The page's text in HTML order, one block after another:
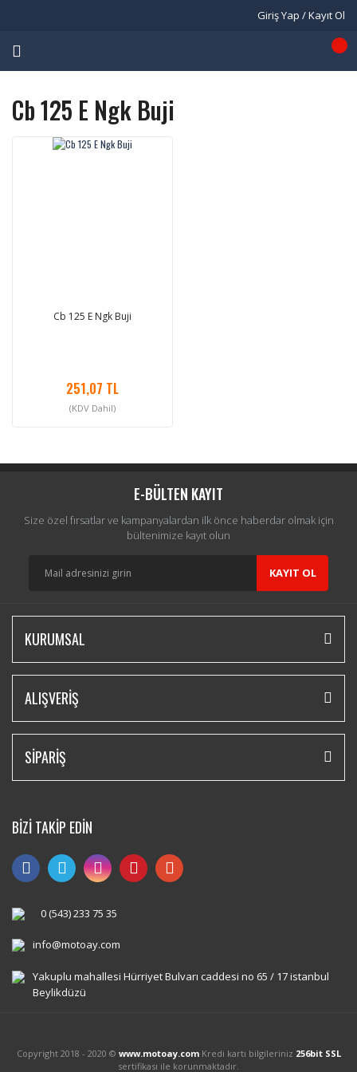
Giriş Yap / Kayıt Ol
Cb 125 E Ngk Buji
Cb 125 E Ngk Buji
251,07 TL
(KDV Dahil)
E-BÜLTEN KAYIT
Size özel fırsatlar ve kampanyalardan ilk önce haberdar olmak için
bültenimize kayıt olun
KAYIT OL
KURUMSAL
ALIŞVERİŞ
SİPARİŞ
BİZİ TAKİP EDİN
0 (543) 233 75 35
info@motoay.com
Yakuplu mahallesi Hürriyet Bulvarı caddesi no 65 / 17 istanbul
Beylikdüzü
Copyright 2018 - 2020 © www.motoay.comKredi kartı bilgileriniz 256bit SSL
sertifikası ile korunmaktadır.